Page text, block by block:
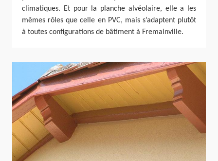
climatiques. Et pour la planche alvéolaire, elle a les
mêmes rôles que celle en PVC, mais s’adaptent plutôt
à toutes configurations de bâtiment à Fremainville.